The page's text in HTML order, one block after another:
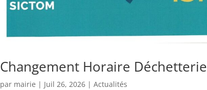
Changement Horaire Déchetterie
par mairie | Juil 26, 2026| Actualités